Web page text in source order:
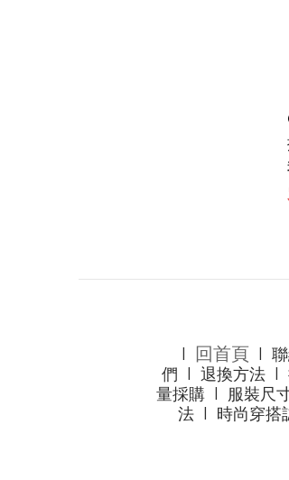
回首頁 l
們
退換方法l
量採購
服裝尺
法l 時尚穿搭